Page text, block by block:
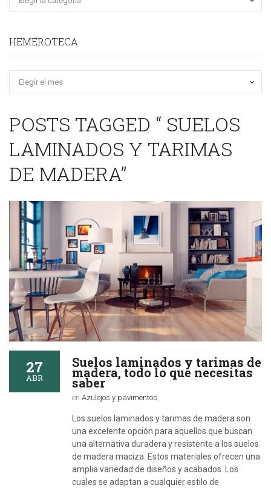
HEMEROTECA
POSTS TAGGED “ SUELOS
LAMINADOS Y TARIMAS
DE MADERA”
27
ABR
Suelos laminados y tarimas de
madera, todo lo que necesitas
saber
en Azulejos y pavimentos
Los suelos laminados y tarimas de madera son
una excelente opción para aquellos que buscan
una alternativa duradera y resistente a los suelos
de madera maciza. Estos materiales ofrecen una
amplia variedad de diseños y acabados. Los
cuales se adaptan a cualquier estilo de